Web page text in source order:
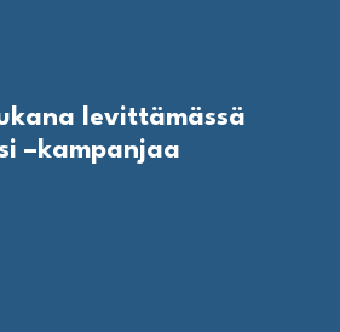
levittämässä
–kampanjaa